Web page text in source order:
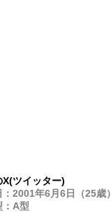
X(ツイッター)
2001年6月6日（25歳）
：A型